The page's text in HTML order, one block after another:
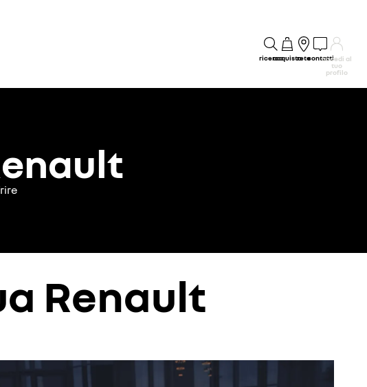
ricercaacquistoretecontattiaccedi al
tuo
profilo
Renault